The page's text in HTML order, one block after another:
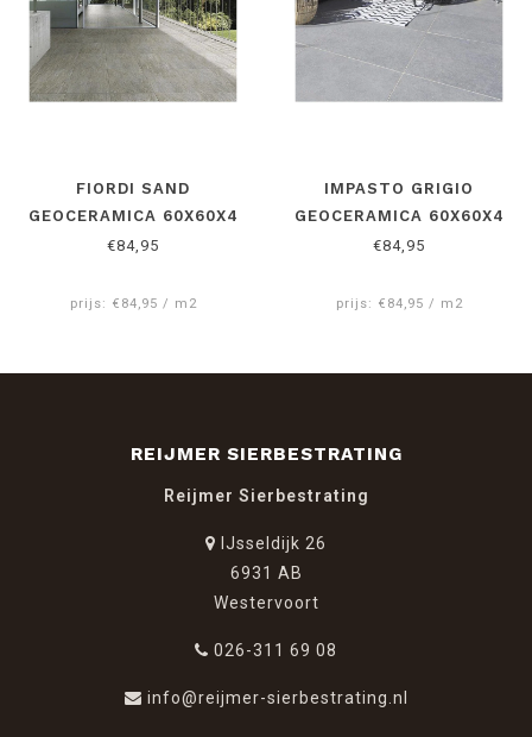
FIORDI SAND
GEOCERAMICA 60X60X4
CM
€84,95
prijs: €84,95 / m2
IMPASTO GRIGIO
GEOCERAMICA 60X60X4
CM
€84,95
prijs: €84,95 / m2
REIJMER SIERBESTRATING
Reijmer Sierbestrating
IJsseldijk 26
6931 AB
Westervoort
026-311 69 08
info@reijmer-sierbestrating.nl